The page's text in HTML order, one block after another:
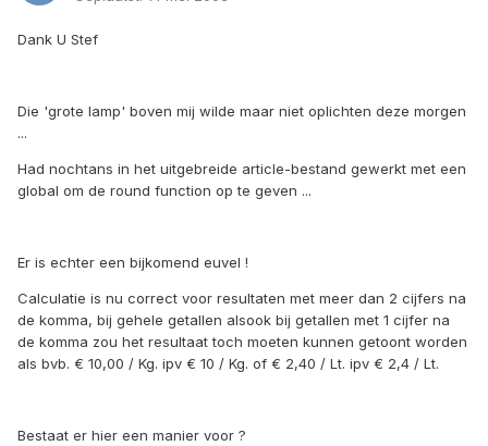
Dank U Stef
Die 'grote lamp' boven mij wilde maar niet oplichten deze morgen
...
Had nochtans in het uitgebreide article-bestand gewerkt met een
global om de round function op te geven ...
Er is echter een bijkomend euvel !
Calculatie is nu correct voor resultaten met meer dan 2 cijfers na
de komma, bij gehele getallen alsook bij getallen met 1 cijfer na
de komma zou het resultaat toch moeten kunnen getoont worden
als bvb. € 10,00 / Kg. ipv € 10 / Kg. of € 2,40 / Lt. ipv € 2,4 / Lt.
Bestaat er hier een manier voor ?